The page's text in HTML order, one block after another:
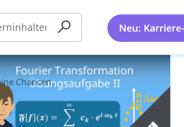
Neu:
Chancen.